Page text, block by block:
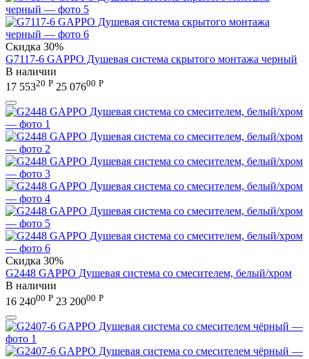
Скидка 30%
G7117-6 GAPPO Душевая система скрытого монтажа черный
В наличии
17 55320 Р 25 07600 Р
Скидка 30%
G2448 GAPPO Душевая система со смесителем, белый/хром
В наличии
16 24000 Р 23 20000 Р